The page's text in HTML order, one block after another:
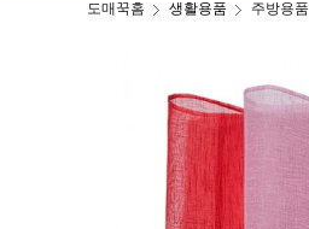
도매꾹홈 생활용품 주방용품